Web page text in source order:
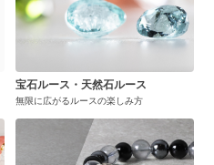
宝石ルース・天然石ルース
無限に広がるルースの楽しみ方